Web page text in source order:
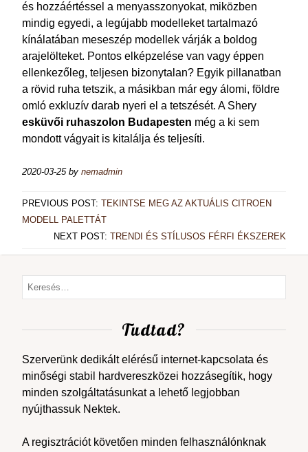
és hozzáértéssel a menyasszonyokat, miközben
mindig egyedi, a legújabb modelleket tartalmazó
kínálatában meseszép modellek várják a boldog
arajelölteket. Pontos elképzelése van vagy éppen
ellenkezőleg, teljesen bizonytalan? Egyik pillanatban
a rövid ruha tetszik, a másikban már egy álomi, földre
omló exkluzív darab nyeri el a tetszését. A Shery
esküvői ruhaszolon Budapesten még a ki sem
mondott vágyait is kitalálja és teljesíti.
2020-03-25by nemadmin
PREVIOUS POST: TEKINTSE MEG AZ AKTUÁLIS CITROEN
MODELL PALETTÁT
NEXT POST: TRENDI ÉS STÍLUSOS FÉRFI ÉKSZEREK
Tudtad?
Szerverünk dedikált elérésű internet-kapcsolata és
minőségi stabil hardvereszközei hozzásegítik, hogy
minden szolgáltatásunkat a lehető legjobban
nyújthassuk Nektek.
A regisztrációt követően minden felhasználónknak